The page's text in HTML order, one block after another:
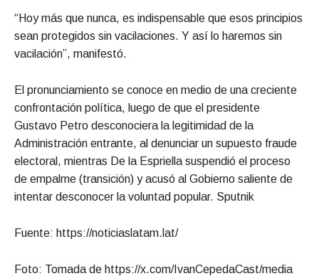
“Hoy más que nunca, es indispensable que esos principios
sean protegidos sin vacilaciones. Y así lo haremos sin
vacilación”, manifestó.
El pronunciamiento se conoce en medio de una creciente
confrontación política, luego de que el presidente
Gustavo Petro desconociera la legitimidad de la
Administración entrante, al denunciar un supuesto fraude
electoral, mientras De la Espriella suspendió el proceso
de empalme (transición) y acusó al Gobierno saliente de
intentar desconocer la voluntad popular. Sputnik
Fuente: https://noticiaslatam.lat/
Foto: Tomada de https://x.com/IvanCepedaCast/media